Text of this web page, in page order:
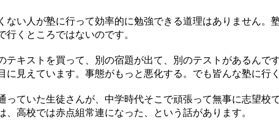
い人が塾に行って効率的に勉強できる道理はありません
くところではないのです。
キストを買って、別の宿題が出て、別のテストがあるんで
見えています。事態がもっと悪化する。でも皆んな塾に行
ていた生徒さんが、中学時代そこで頑張って無事に志望校
高校では赤点組常連になった、という話があります。